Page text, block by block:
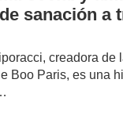
sanación a
creadora de
Boo Paris, es una